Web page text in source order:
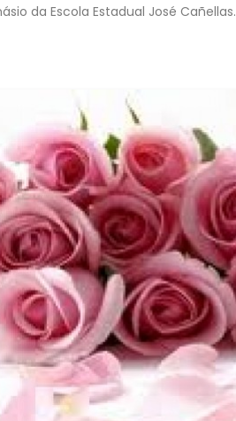
da Escola Estadual José Cañellas.